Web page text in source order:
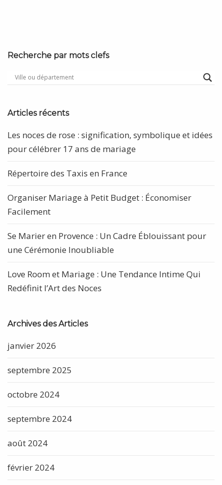
Recherche par mots clefs
Articles récents
Les noces de rose : signification, symbolique et idées
pour célébrer 17 ans de mariage
Répertoire des Taxis en France
Organiser Mariage à Petit Budget : Économiser
Facilement
Se Marier en Provence : Un Cadre Éblouissant pour
une Cérémonie Inoubliable
Love Room et Mariage : Une Tendance Intime Qui
Redéfinit l’Art des Noces
Archives des Articles
janvier 2026
septembre 2025
octobre 2024
septembre 2024
août 2024
février 2024